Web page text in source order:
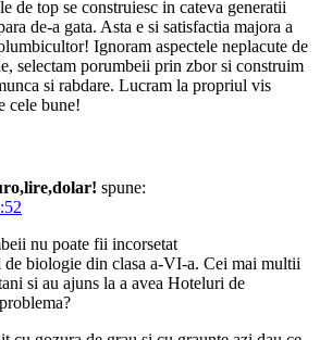
de top se construiesc in cateva generatii
de-a gata. Asta e si satisfactia majora a
Ignoram aspectele neplacute de
selectam porumbeii prin zbor si construim
si rabdare. Lucram la propriul vis
cele bune!
spune:
nu poate fii incorsetat
de biologie din clasa a-VI-a. Cei mai multii
si au ajuns la a avea Hoteluri de